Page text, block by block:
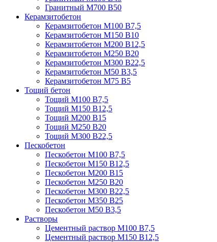
Гранитный М700 В50
Керамзитобетон
Керамзитобетон М100 В7,5
Керамзитобетон М150 В10
Керамзитобетон М200 В12,5
Керамзитобетон М250 В20
Керамзитобетон М300 В22,5
Керамзитобетон М50 В3,5
Керамзитобетон М75 В5
Тощий бетон
Тощий М100 В7,5
Тощий М150 В12,5
Тощий М200 В15
Тощий М250 В20
Тощий М300 В22,5
Пескобетон
Пескобетон М100 В7,5
Пескобетон М150 В12,5
Пескобетон М200 В15
Пескобетон М250 В20
Пескобетон М300 В22,5
Пескобетон М350 В25
Пескобетон М50 В3,5
Растворы
Цементный раствор М100 В7,5
Цементный раствор М150 В12,5